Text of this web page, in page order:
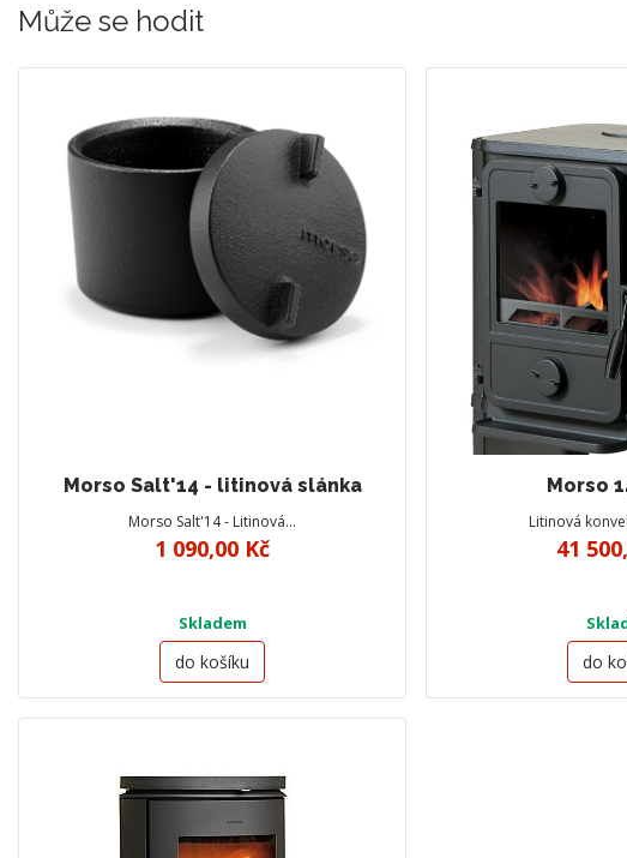
Může se hodit
Morso Salt'14 - litinová slánka
Morso Salt'14 - Litinová…
1 090,00 Kč
Skladem
do košíku
Morso
Litinová
41
do